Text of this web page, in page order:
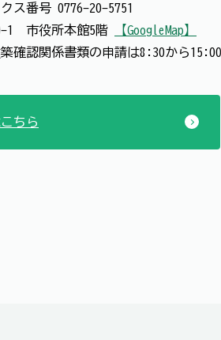
ス番号 0776-20-5751
1 市役所本館5階
【GoogleMap】
確認関係書類の申請は8:30から15:00
ちら